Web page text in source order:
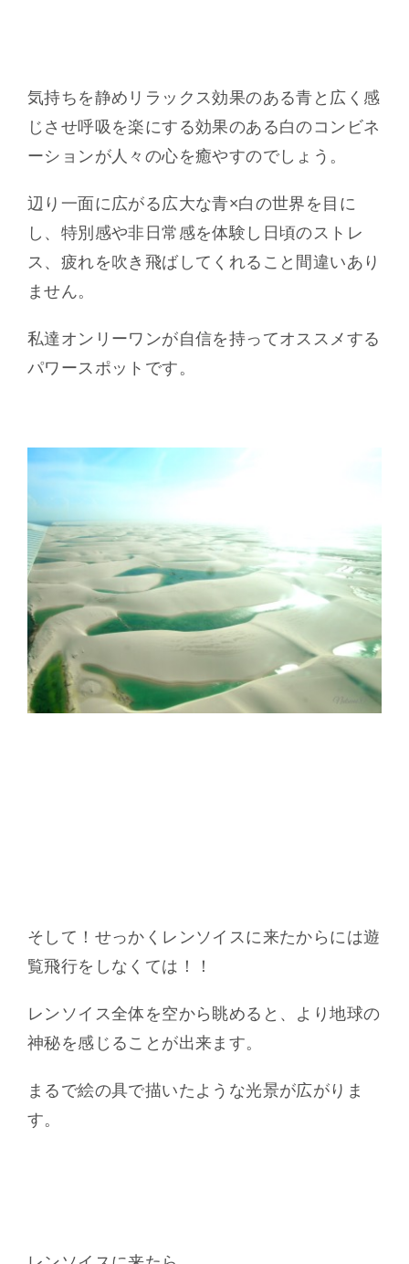
気持ちを静めリラックス効果のある青と広く感
じさせ呼吸を楽にする効果のある白のコンビネ
ーションが人々の心を癒やすのでしょう。
辺り一面に広がる広大な青×白の世界を目に
し、特別感や非日常感を体験し日頃のストレ
ス、疲れを吹き飛ばしてくれること間違いあり
ません。
私達オンリーワンが自信を持ってオススメする
パワースポットです。
そして！せっかくレンソイスに来たからには遊
覧飛行をしなくては！！
レンソイス全体を空から眺めると、より地球の
神秘を感じることが出来ます。
まるで絵の具で描いたような光景が広がりま
す。